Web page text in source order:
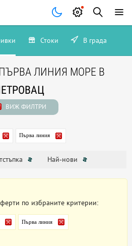
Стоки В града
ЛИНИЯ МОРЕ В
ВИЖ ФИЛТРИ
Първа линия
Най-нови
по избраните критерии:
Първа линия